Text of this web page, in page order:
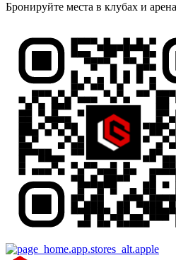
Бронируйте места в клубах и